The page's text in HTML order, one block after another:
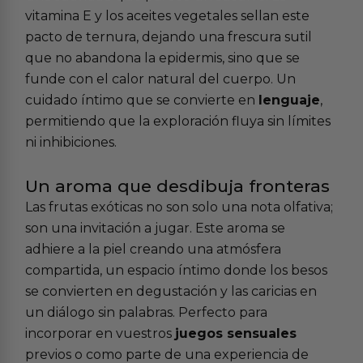
vitamina E y los aceites vegetales sellan este
pacto de ternura, dejando una frescura sutil
que no abandona la epidermis, sino que se
funde con el calor natural del cuerpo. Un
cuidado íntimo que se convierte en lenguaje,
permitiendo que la exploración fluya sin límites
ni inhibiciones.
Un aroma que desdibuja fronteras
Las frutas exóticas no son solo una nota olfativa;
son una invitación a jugar. Este aroma se
adhiere a la piel creando una atmósfera
compartida, un espacio íntimo donde los besos
se convierten en degustación y las caricias en
un diálogo sin palabras. Perfecto para
incorporar en vuestros juegos sensuales
previos o como parte de una experiencia de